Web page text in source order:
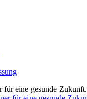
für eine gesunde Zukunft.